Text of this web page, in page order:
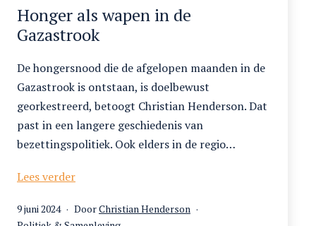
geschiedenis
Honger als wapen in de
Gazastrook
De hongersnood die de afgelopen maanden in de
Gazastrook is ontstaan, is doelbewust
georkestreerd, betoogt Christian Henderson. Dat
past in een langere geschiedenis van
bezettingspolitiek. Ook elders in de regio…
Lees verderHonger
wapen
Gepubliceerd
9 juni 2024 DoorChristian Henderson